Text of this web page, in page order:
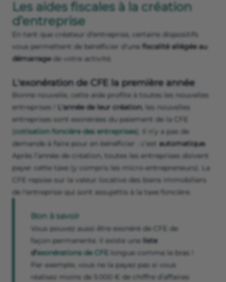
Les aides fiscales à la création
d’entreprise
En tant que créateur d'entreprise, certains dispositifs
vous permettent de bénéficier d'une fiscalité allégée au
démarragede votre activité.
L'exonération de CFE la première année
Bonne nouvelle, cette aide profite à toutes les nouvelles
entreprises !
L'année de leur création, les nouvelles
entreprises sont exonérées du paiement de la CFE
(cotisation foncière des entreprises). Il n’y a pas de
demande à faire pour en bénéficier : c’est automatique.
Après l’année de création, toutes les entreprises doivent
payer cette taxe (y compris les micro-entrepreneurs). La
CFE repose sur la valeur locative des biens immobiliers
de l'entreprise qui sont assujettis à la taxe foncière.
Bon à savoir
Vous pouvez aussi être exonéré de CFE de
façon permanente. Il existe une liste
d’exonérations de CFE
longue comme le bras !
Par exemple, vous ne la payez pas si vous
réalisez moins de 5 000 € de chiffre d’affaires